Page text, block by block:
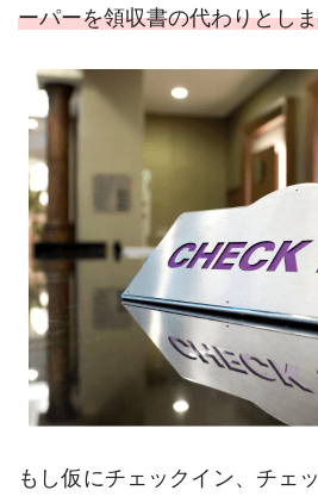
ーパーを領収書の代わりとし
もし仮にチェックイン、チェ